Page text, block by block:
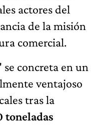
actores del
de la misión
comercial.
se concreta en un
ventajoso
tras la